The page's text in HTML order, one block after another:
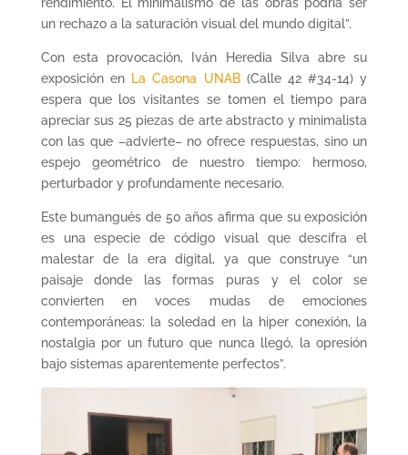
un rechazo a la saturación visual del mundo digital”.
Con esta provocación, Iván Heredia Silva abre su
exposición en
La Casona UNAB(Calle 42 #34-14) y
espera que los visitantes se tomen el tiempo para
apreciar sus 25 piezas de arte abstracto y minimalista
con las que –advierte– no ofrece respuestas, sino un
espejo geométrico de nuestro tiempo: hermoso,
perturbador y profundamente necesario.
Este bumangués de 50 años afirma que su exposición
es una especie de código visual que descifra el
malestar de la era digital, ya que construye “un
paisaje donde las formas puras y el color se
convierten en voces mudas de emociones
contemporáneas: la soledad en la hiper conexión, la
nostalgia por un futuro que nunca llegó, la opresión
bajo sistemas aparentemente perfectos”.